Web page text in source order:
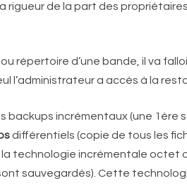
de la part des
répertoire d’une bande, il va
l’administrateur a accès à la
incrémentaux (une 1ère
différentiels (copie de tous les
technologie incrémentale octet
sauvegardés). Cette